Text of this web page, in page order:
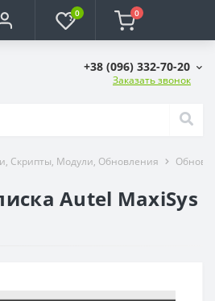
0 0
+38 (096) 332-70-20
Заказать звонок
Скрипты, Модули, Обновления
Autel MaxiSys